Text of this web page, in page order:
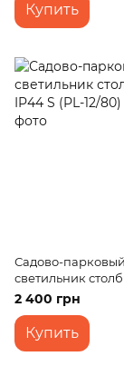
Купить
Садово-парковый
светильник
IP44 S (PL-12/80)
2 400 грн
Купить